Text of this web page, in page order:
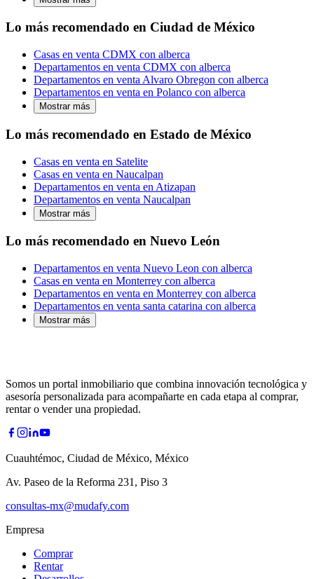
Lo más recomendado en Ciudad de México
Casas en venta CDMX con alberca
Departamentos en venta CDMX con alberca
Departamentos en venta Alvaro Obregon con alberca
Departamentos en venta en Polanco con alberca
Mostrar más
Lo más recomendado en Estado de México
Casas en venta en Satelite
Casas en venta en Naucalpan
Departamentos en venta en Atizapan
Departamentos en venta Naucalpan
Mostrar más
Lo más recomendado en Nuevo León
Departamentos en venta Nuevo Leon con alberca
Casas en venta en Monterrey con alberca
Departamentos en venta en Monterrey con alberca
Departamentos en venta santa catarina con alberca
Mostrar más
Somos un portal inmobiliario que combina innovación tecnológica y
asesoría personalizada para acompañarte en cada etapa al comprar,
rentar o vender una propiedad.
Cuauhtémoc, Ciudad de México, México
Av. Paseo de la Reforma 231, Piso 3
consultas-mx@mudafy.com
Empresa
Comprar
Rentar